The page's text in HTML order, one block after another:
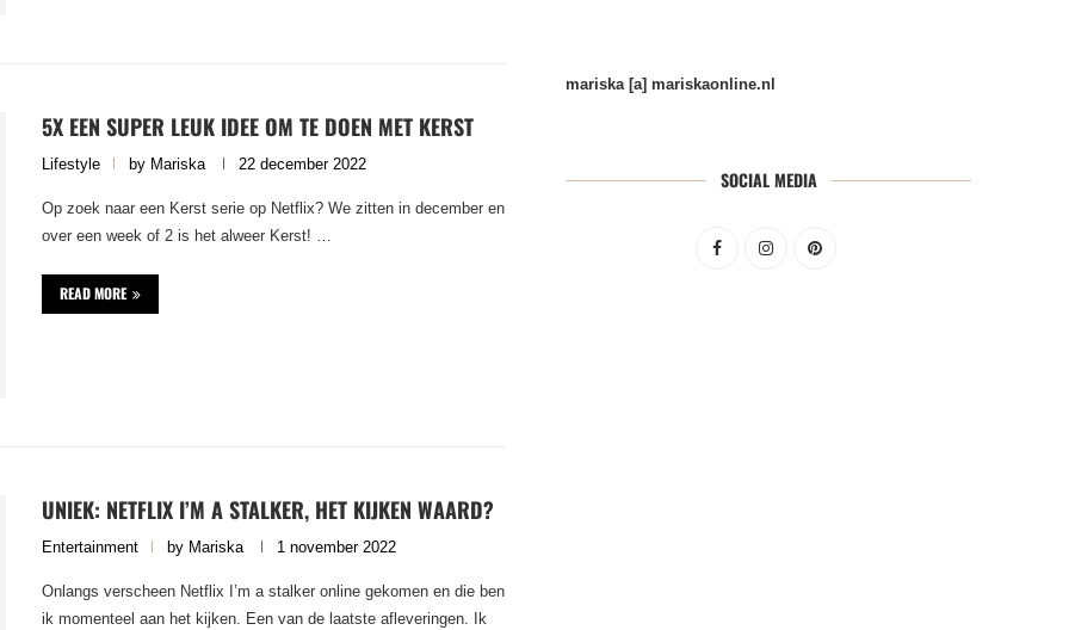
5X EEN SUPER LEUK IDEE OM TE DOEN MET KERST
Lifestyle by Mariska 22 december 2022
Op zoek naar een Kerst serie op Netflix? We zitten in december en
over een week of 2 is het alweer Kerst! …
READ MORE
UNIEK: NETFLIX I’M A STALKER, HET KIJKEN WAARD?
Entertainment by Mariska 1 november 2022
Onlangs verscheen Netflix I’m a stalker online gekomen en die ben
ik momenteel aan het kijken. Een van de laatste afleveringen. Ik
mariska [a] mariskaonline.nl
SOCIAL MEDIA